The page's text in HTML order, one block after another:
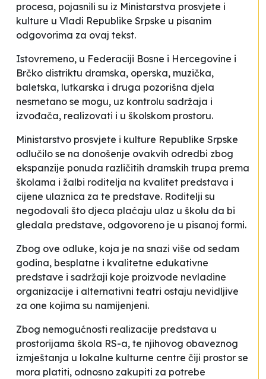
procesa, pojasnili su iz Ministarstva prosvjete i
kulture u Vladi Republike Srpske u pisanim
odgovorima za ovaj tekst.
Istovremeno, u Federaciji Bosne i Hercegovine i
Brčko distriktu dramska, operska, muzička,
baletska, lutkarska i druga pozorišna djela
nesmetano se mogu, uz kontrolu sadržaja i
izvođača, realizovati i u školskom prostoru.
Ministarstvo prosvjete i kulture Republike Srpske
odlučilo se na donošenje ovakvih odredbi zbog
ekspanzije ponuda različitih dramskih trupa prema
školama i žalbi roditelja na kvalitet predstava i
cijene ulaznica za te predstave. Roditelji su
negodovali što djeca plaćaju ulaz u školu da bi
gledala predstave, odgovoreno je u pisanoj formi.
Zbog ove odluke, koja je na snazi više od sedam
godina, besplatne i kvalitetne edukativne
predstave i sadržaji koje proizvode nevladine
organizacije i alternativni teatri ostaju nevidljive
za one kojima su namijenjeni.
Zbog nemogućnosti realizacije predstava u
prostorijama škola RS-a, te njihovog obaveznog
izmještanja u lokalne kulturne centre čiji prostor se
mora platiti, odnosno zakupiti za potrebe